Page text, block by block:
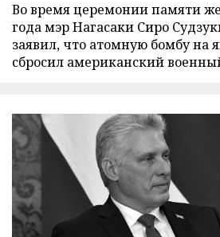
Во время церемонии памяти
года мэр Нагасаки Сиро
заявил, что атомную бомбу на
сбросил американский